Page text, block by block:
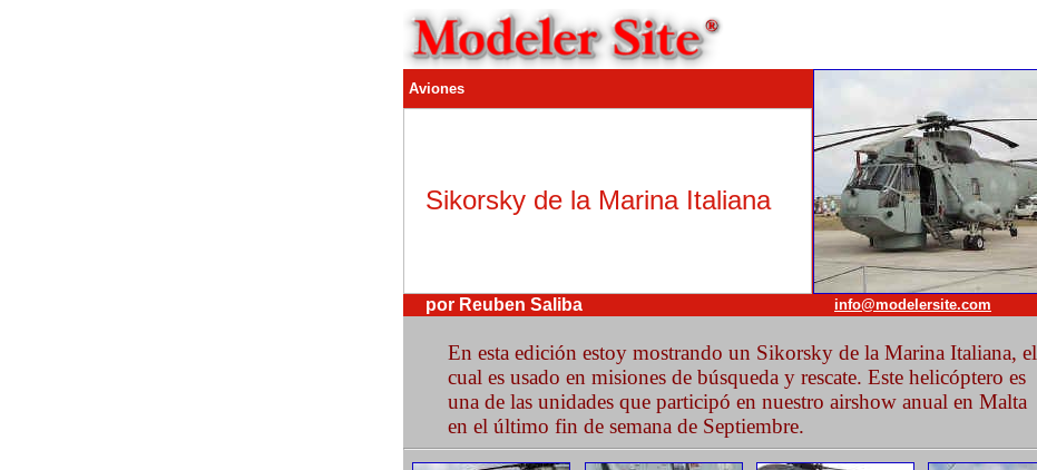
Aviones
Sikorsky de la Marina Italiana
por Reuben Saliba info@modelersite.com
En esta edición estoy mostrando un Sikorsky de la Marina Italiana, el
cual es usado en misiones de búsqueda y rescate. Este helicóptero es
una de las unidades que participó en nuestro airshow anual en Malta
en el último fin de semana de Septiembre.